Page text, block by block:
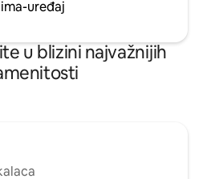
uređaj
u blizini najvažnijih